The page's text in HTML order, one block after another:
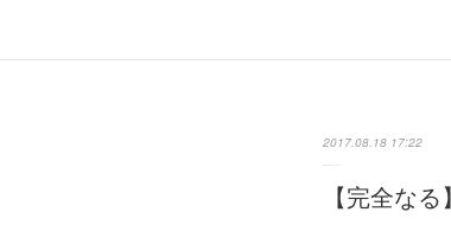
2017.08.18 17:22
【完全な